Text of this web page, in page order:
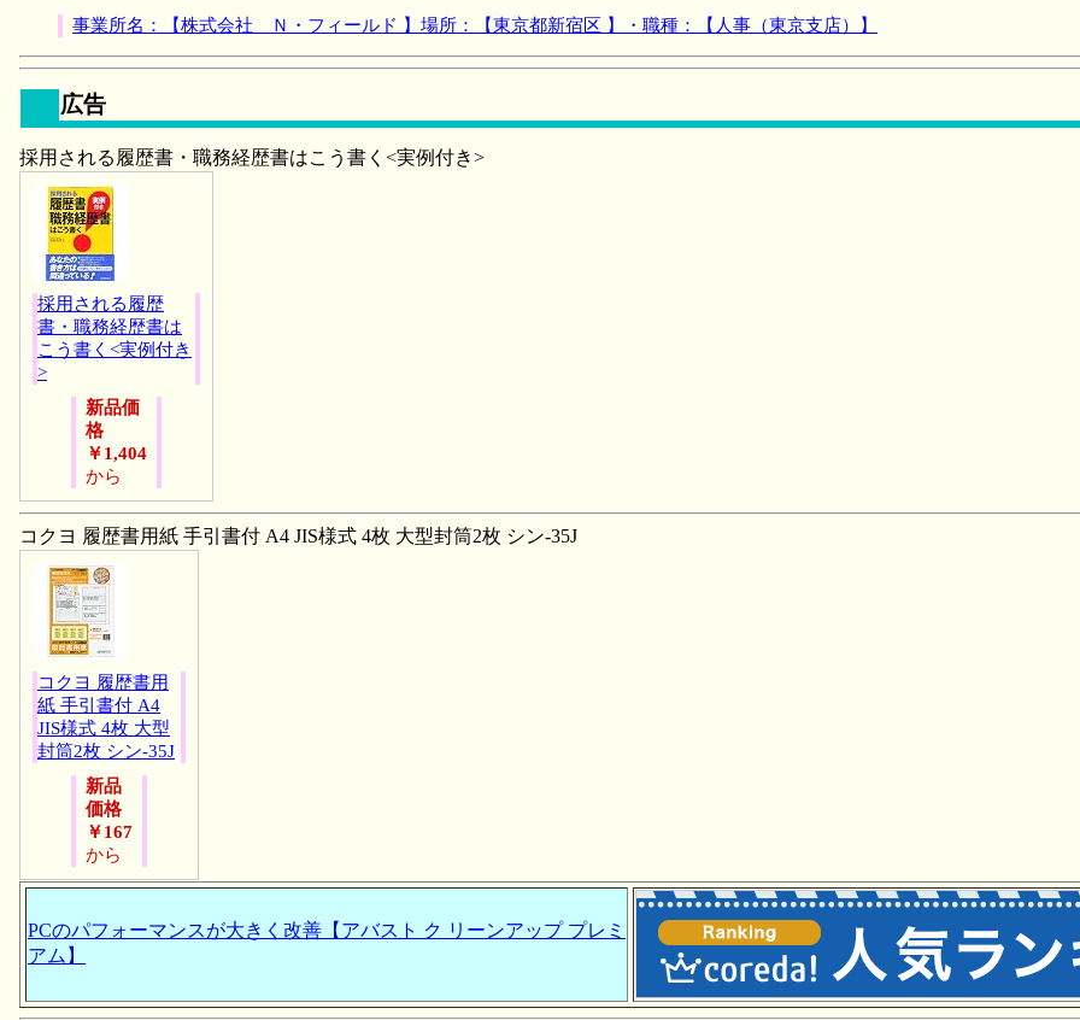
事業所名：【株式会社 Ｎ・フィールド 】場所：【東京都新宿区 】・職種：【人事（東京支店）】
広告
採用される履歴書・職務経歴書はこう書く<実例付き>
採用される履歴
書・職務経歴書は
こう書く<実例付き
>
新品価
格
￥1,404
から
コクヨ 履歴書用紙 手引書付 A4 JIS様式 4枚 大型封筒2枚 シン-35J
コクヨ 履歴書用
紙 手引書付 A4
JIS様式 4枚 大型
封筒2枚 シン-35J
新品
価格
￥167
から
PCのパフォーマンスが大きく改善【アバスト ク リーンアップ プレミ
アム】